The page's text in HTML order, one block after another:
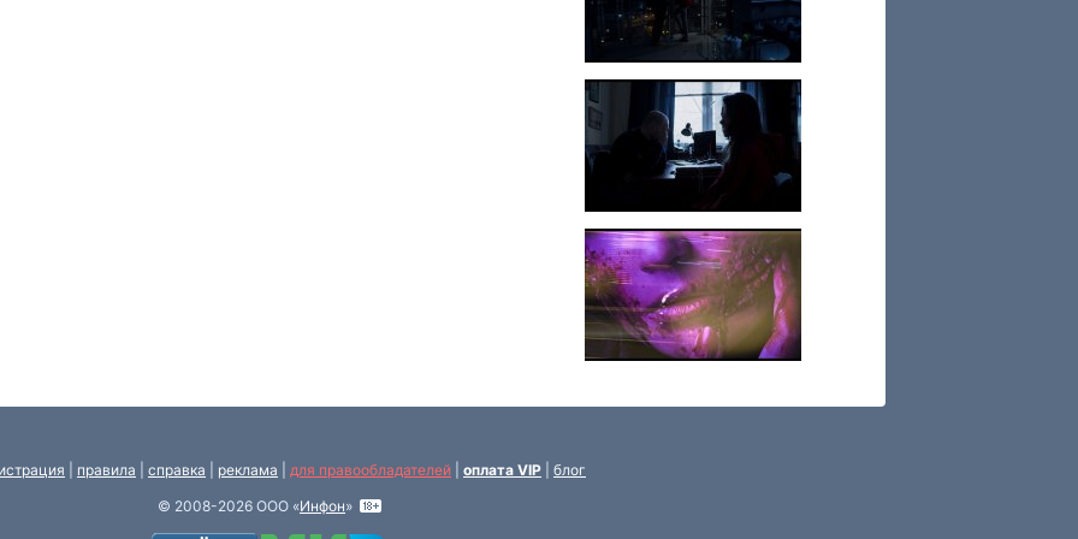
правила справка реклама для правообладателей оплата VIP
блог
© 2008-2026 ООО «Инфон»